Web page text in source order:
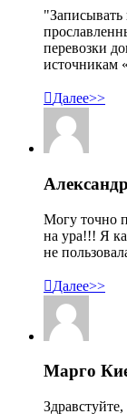
"Записывать
перевозки
источникам
Далее>>
Могу точно
на ура!!! Я
не
Далее>>
Марго